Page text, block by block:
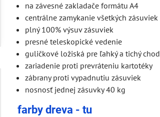
na závesné zakladače formátu A4
centrálne zamykanie všetkých zásuviek
plný 100% výsuv zásuviek
presné teleskopické vedenie
guličkové ložiská pre ľahký a tichý chod
zariadenie proti prevráteniu kartotéky
zábrany proti vypadnutiu zásuviek
nosnosť jednej zásuvky 40 kg
farby dreva - tu